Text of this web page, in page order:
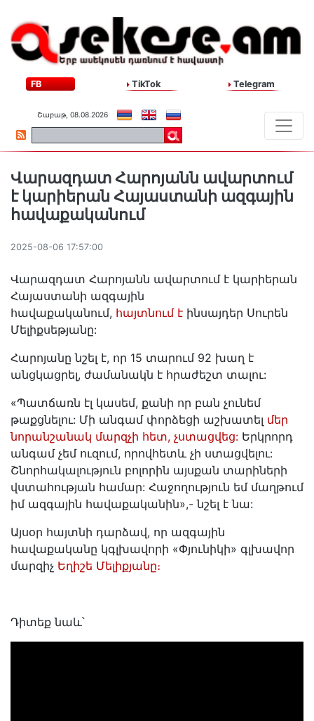
FB TikTok Telegram
Շաբաթ, 08.08.2026
Վարազդատ Հարոյանն ավարտում
է կարիերան Հայաստանի ազգային
հավաքականում
2025-08-06 17:57:00
Վարազդատ Հարոյանն ավարտում է կարիերան
Հայաստանի ազգային
հավաքականում, հայտնում է ինսայդեր Սուրեն
Մելիքսեթյանը:
Հարոյանը նշել է, որ 15 տարում 92 խաղ է
անցկացրել, ժամանակն է հրաժեշտ տալու:
«Պատճառն էլ կասեմ, քանի որ բան չունեմ
թաքցնելու: Մի անգամ փորձեցի աշխատել մեր
նորանշանակ մարզչի հետ, չստացվեց: Երկրորդ
անգամ չեմ ուզում, որովհետև չի ստացվելու:
Շնորհակալություն բոլորին այսքան տարիների
վստահության համար: Հաջողություն եմ մաղթում
իմ ազգային հավաքականին»,- նշել է նա:
Այսօր հայտնի դարձավ, որ ազգային
հավաքականը կգլխավորի «Փյունիկի» գլխավոր
մարզիչ Եղիշե Մելիքյանը։
Դիտեք նաև՝